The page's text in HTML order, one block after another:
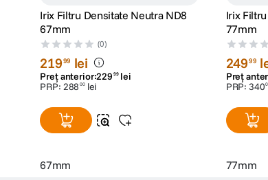
Irix Filtru Densitate Neutra ND8
67mm
(0)
21999 lei
Preț anterior:229 99 lei
PRP: 288 00 lei
Irix
77mm
24999
Preț
PRP: 340
67mm 77mm